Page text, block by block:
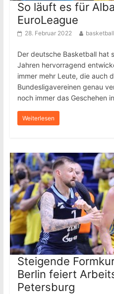
So läuft es für
EuroLeague
28. Februar 2022
Der deutsche Basketball hat
Jahren hervorragend
immer mehr Leute, die auch
Bundesligavereinen genau
noch immer das Geschehen
Weiterlesen
Steigende
Berlin feiert
Petersburg